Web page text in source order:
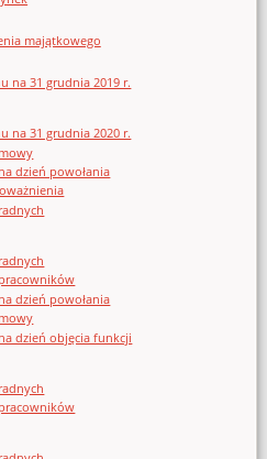
majątkowego
na 31 grudnia 2019 r.
na 31 grudnia 2020 r.
dzień powołania
dzień powołania
dzień objęcia funkcji